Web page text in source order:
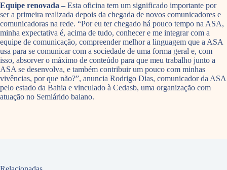
Equipe renovada – Esta oficina tem um significado importante por
ser a primeira realizada depois da chegada de novos comunicadores e
comunicadoras na rede. “Por eu ter chegado há pouco tempo na ASA,
minha expectativa é, acima de tudo, conhecer e me integrar com a
equipe de comunicação, compreender melhor a linguagem que a ASA
usa para se comunicar com a sociedade de uma forma geral e, com
isso, absorver o máximo de conteúdo para que meu trabalho junto a
ASA se desenvolva, e também contribuir um pouco com minhas
vivências, por que não?”, anuncia Rodrigo Dias, comunicador da ASA
pelo estado da Bahia e vinculado à Cedasb, uma organização com
atuação no Semiárido baiano.